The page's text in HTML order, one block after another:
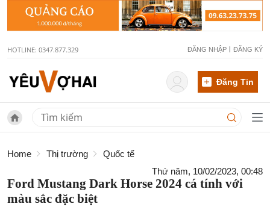
HOTLINE: 0347.877.329 ĐĂNG NHẬP ĐĂNG KÝ
Đăng Tin
Home Thị trường
Quốc tế
Thứ năm, 10/02/2023, 00:48
Ford Mustang Dark Horse 2024 cá tính với
màu sắc đặc biệt